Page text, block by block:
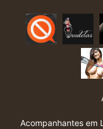
Acompanhantes em